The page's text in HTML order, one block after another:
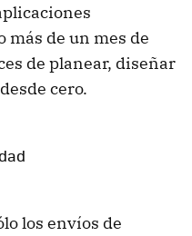
más de un mes de
de planear, diseñar
cero.
los envíos de